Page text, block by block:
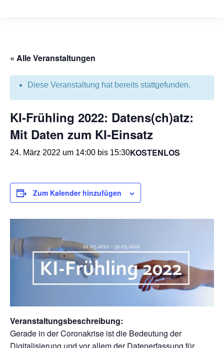
« Alle Veranstaltungen
Diese Veranstaltung hat bereits stattgefunden.
KI-Frühling 2022: Datens(ch)atz:
Mit Daten zum KI-Einsatz
24. März 2022 um 14:00 bis 15:30KOSTENLOS
Veranstaltungsbeschreibung:
Gerade in der Coronakrise ist die Bedeutung der
Digitalisierung und vor allem der Datenerfassung für
Zum Kalender hinzufügen